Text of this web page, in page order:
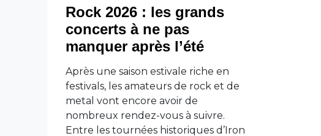
Rock 2026 : les grands
concerts à ne pas
manquer après l’été
Après une saison estivale riche en
festivals, les amateurs de rock et de
metal vont encore avoir de
nombreux rendez-vous à suivre.
Entre les tournées historiques d’Iron